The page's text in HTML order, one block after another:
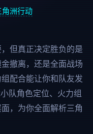
角洲行动
但真正决定胜负的是
撤离，还是全面战场
配合能让你和队友发
队角色定位、火力组
，为你全面解析三角